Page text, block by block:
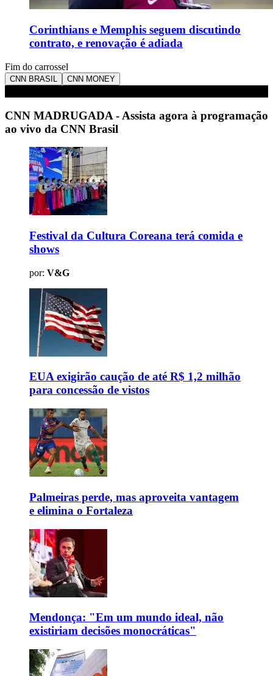
Corinthians e Memphis seguem discutindo
contrato, e renovação é adiada
Fim do carrossel
CNN BRASIL CNN MONEY
CNN MADRUGADA - Assista agora à programação
ao vivo da CNN Brasil
Festival da Cultura Coreana terá comida e
shows
por: V&G
EUA exigirão caução de até R$ 1,2 milhão
para concessão de vistos
Palmeiras perde, mas aproveita vantagem
e elimina o Fortaleza
Mendonça: "Em um mundo ideal, não
existiriam decisões monocráticas"